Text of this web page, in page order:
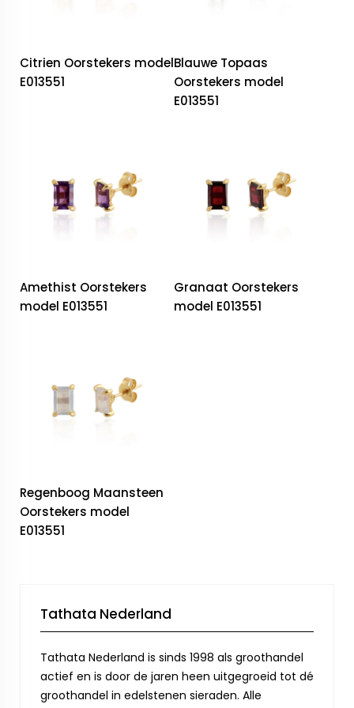
Citrien Oorstekers model
E013551
Blauwe Topaas
Oorstekers model
E013551
Amethist Oorstekers
model E013551
Granaat Oorstekers
model E013551
Regenboog Maansteen
Oorstekers model
E013551
Tathata Nederland
Tathata Nederland is sinds 1998 als groothandel
actief en is door de jaren heen uitgegroeid tot dé
groothandel in edelstenen sieraden. Alle